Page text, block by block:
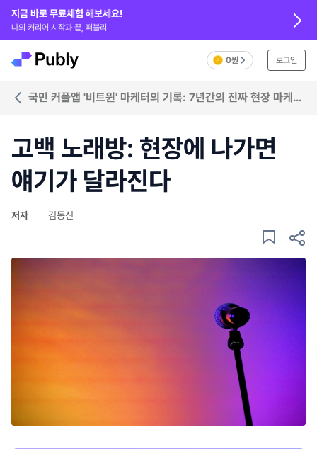
지금 바로 무료체험 해보세요!
나의 커리어 시작과 끝, 퍼블리
0원 로그인
국민 커플앱 '비트윈' 마케터의 기록: 7년간의 진짜 현장 마케팅
고백 노래방: 현장에 나가면
얘기가 달라진다
저자 김동신